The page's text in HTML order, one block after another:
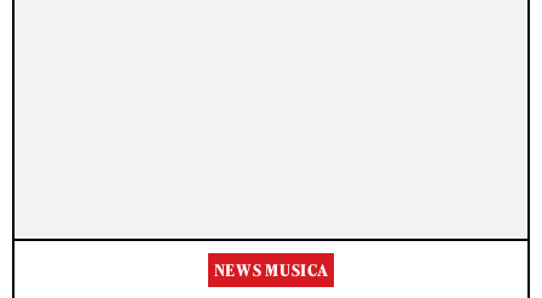
NEWS MUSICA